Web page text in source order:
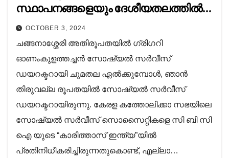
സ്ഥാപനങ്ങളെയും ദേശീയതലത്തിൽ
ശ്രദ്ധേയമായ രീതിയിൽ
വളർത്തിക്കൊണ്ടു വന്നതും അതിന്റെ
വളർച്ചയിൽ കാര്യക്ഷമമായ
നേതൃത്വം നൽകിയതും ഗ്രിഗറി
അച്ചനായിരുന്നു!
OCTOBER 3, 2024
ചങ്ങനാശ്ശേരി അതിരൂപതയിൽ ഗ്രിഗറി
ഓണംകുളത്തച്ചൻ സോഷ്യൽ സർവീസ്
ഡയറക്ടറായി ചുമതല ഏൽക്കുമ്പോൾ, ഞാൻ
തിരുവല്ല രൂപതയിൽ സോഷ്യൽ സർവീസ്
ഡയറക്ടറായിരുന്നു. കേരള കത്തോലിക്കാ സഭയിലെ
സോഷ്യൽ സർവീസ് സൊസൈറ്റികളെ സി ബി സി
ഐ യുടെ “കാരിത്താസ് ഇന്ത്യ”യിൽ
പ്രതിനിധീകരിച്ചിരുന്നതുകൊണ്ട്, എല്ലാ…